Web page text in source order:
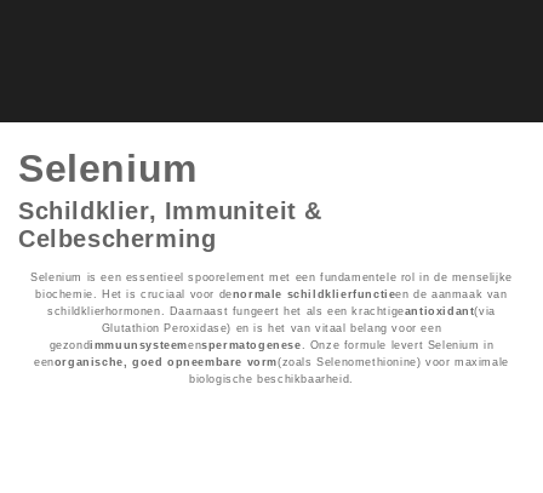
Selenium
Schildklier, Immuniteit &
Celbescherming
Selenium is een essentieel spoorelement met een fundamentele rol in de menselijke
biochemie. Het is cruciaal voor denormale schildklierfunctieen de aanmaak van
schildklierhormonen. Daarnaast fungeert het als een krachtigeantioxidant(via
Glutathion Peroxidase) en is het van vitaal belang voor een
gezondimmuunsysteemenspermatogenese . Onze formule levert Selenium in
eenorganische, goed opneembare vorm(zoals Selenomethionine) voor maximale
biologische beschikbaarheid.